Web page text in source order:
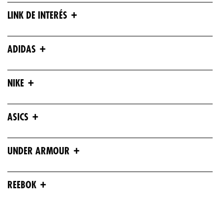
LINK DE INTERÉS +
ADIDAS +
NIKE +
ASICS +
UNDER ARMOUR +
REEBOK +